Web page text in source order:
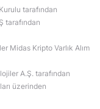
tarafından
tarafından
Midas Kripto Varlık Alım
A.Ş. tarafından
üzerinden